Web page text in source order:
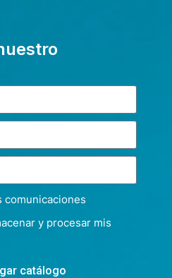
comunicaciones
y procesar mis
catálogo